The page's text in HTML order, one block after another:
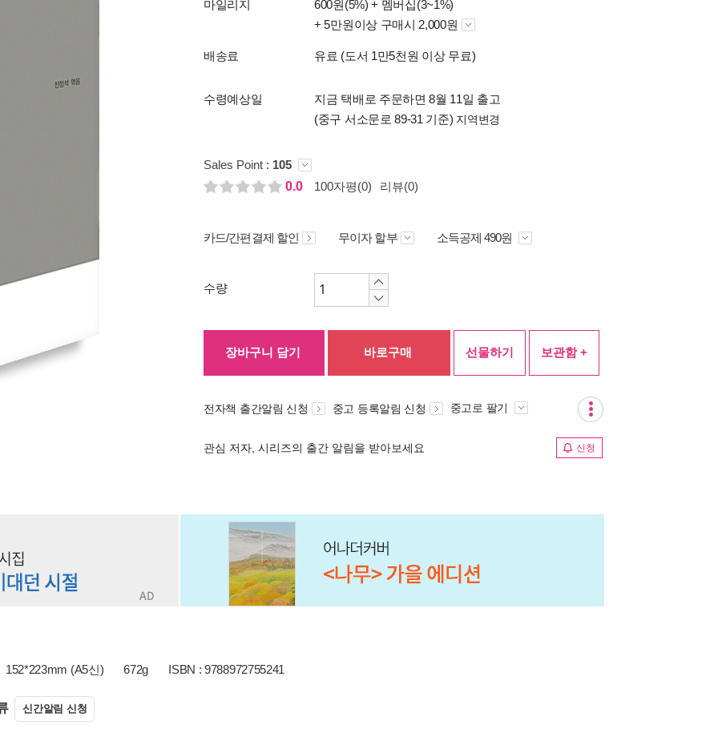
마일리지 600원(5%) + 멤버십(3~1%)
+ 5만원이상 구매시 2,000원
배송료 유료 (도서 1만5천원 이상 무료)
수령예상일
지금 택배로 주문하면 8월 11일 출고
(중구 서소문로 89-31 기준) 지역변경
Sales Point : 105
0.0
100자평(0) 리뷰(0)
카드/간편결제 할인 무이자 할부 소득공제 490원
수량
장바구니 담기 바로구매 선물하기 보관함 +
전자책 출간알림 신청 중고 등록알림 신청 중고로 팔기
관심 저자, 시리즈의 출간 알림을 받아보세요 신청
152*223mm (A5신) 672g ISBN : 9788972755241
신간알림 신청